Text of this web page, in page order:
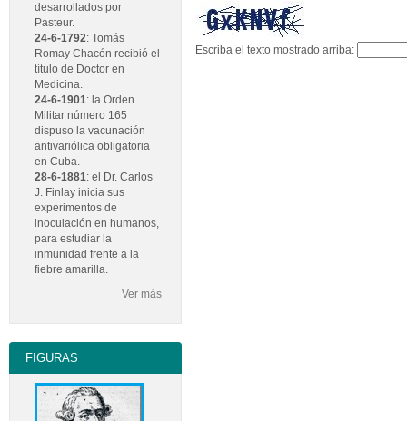
Escriba el texto mostrado arriba:
desarrollados por
Pasteur.
24-6-1792: Tomás
Romay Chacón recibió el
título de Doctor en
Medicina.
24-6-1901: la Orden
Militar número 165
dispuso la vacunación
antivariólica obligatoria
en Cuba.
28-6-1881: el Dr. Carlos
J. Finlay inicia sus
experimentos de
inoculación en humanos,
para estudiar la
inmunidad frente a la
fiebre amarilla.
Ver más
FIGURAS